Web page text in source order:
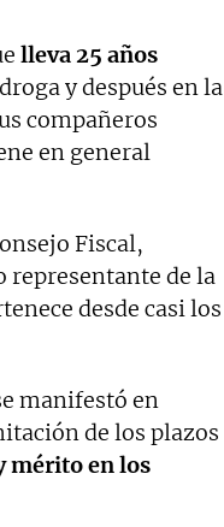
lleva 25 años
y después en la
compañeros
en general
Fiscal,
representante de la
desde casi los
manifestó en
de los plazos
mérito en los